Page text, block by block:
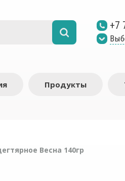
+7
Продукты
Весна 140гр